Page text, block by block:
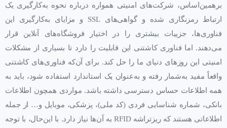
برهمین‌اساس، شرکت‌های امنیتی همواره درباره نحوه به‌کارگیری یک
ارتباط رمزنگاری شده و گواهی‌‌های SSL و مزایای به‌کارگیری این
فناوری‌ها، جزییات بیشتری را در اختیار فروشگاه‌های آنلاین قرار
می‌دهند. اما فناوری کاشتنی این قابلیت را دارد تا بسیاری از مشکلات
امنیتی این روزهای دنیای ما را حل کند. برای آن‌که فناوری‌های کاشتنی
واقعاً مفید به‌شمار رفته و به‌عنوان یک استاندارد استفاده شود، باید به
همه اطلاعات حساس دسترسی داشته باشد. مواردی همچون اطلاعات
بانکی، شماره شناسایی فردی (کد ملی)، پزشکی، موبایل و… از جمله
اطلاعاتی هستند که ریزتراشه RFID به آن‌ها نیاز دارد. با این‌حال، با توجه